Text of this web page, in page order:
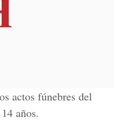
actos fúnebres del
años.